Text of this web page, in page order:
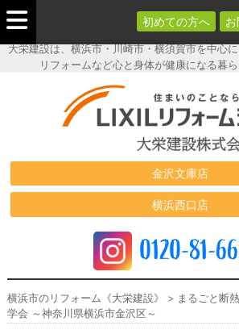
大栄建設は、横浜市・川崎市・横須賀市を中心
リフォームなど心と身体が健康になる暮ら
横
ォ
金沢文庫店
横浜西口店
0120-81-
初めての方へ
横浜市のリフォーム《大栄建設》 > まるごと断
学会 ～神奈川県横浜市金沢区～